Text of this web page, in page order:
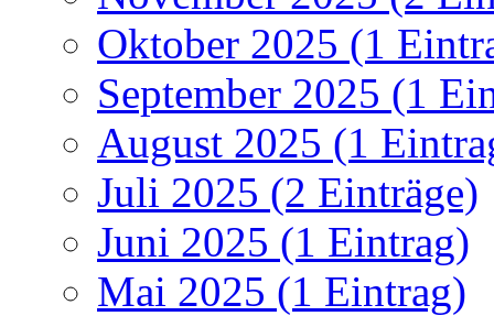
Oktober 2025 (1
September 2025 (1
August 2025 (1
Juli 2025 (2 Einträge)
Juni 2025 (1 Eintrag)
Mai 2025 (1 Eintrag)